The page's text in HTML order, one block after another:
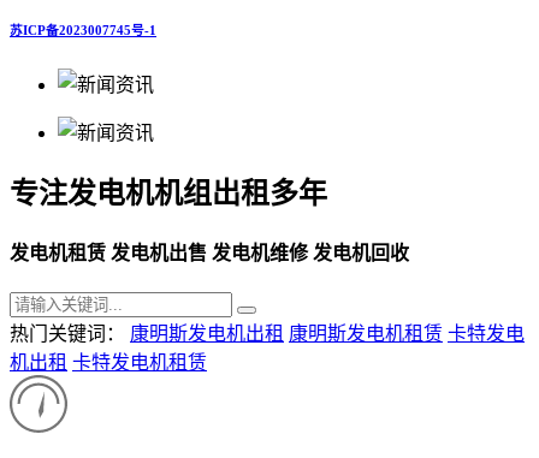
苏ICP备2023007745号-1
专注发电机机组出租多年
发电机租赁 发电机出售 发电机维修 发电机回收
热门关键词： 康明斯发电机出租 康明斯发电机租赁 卡特发电
机出租 卡特发电机租赁